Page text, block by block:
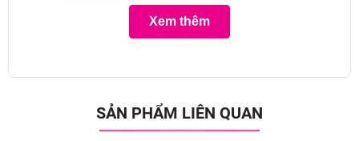
Xem thêm
SẢN PHẨM LIÊN QUAN